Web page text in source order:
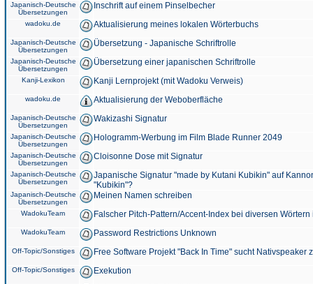
Japanisch-Deutsche
Übersetzungen
Inschrift auf einem Pinselbecher
wadoku.de Aktualisierung meines lokalen Wörterbuchs
Japanisch-Deutsche
Übersetzungen
Übersetzung - Japanische Schriftrolle
Japanisch-Deutsche
Übersetzungen
Übersetzung einer japanischen Schriftrolle
Kanji-Lexikon Kanji Lernprojekt (mit Wadoku Verweis)
wadoku.de Aktualisierung der Weboberfläche
Japanisch-Deutsche
Übersetzungen
Wakizashi Signatur
Japanisch-Deutsche
Übersetzungen
Hologramm-Werbung im Film Blade Runner 2049
Japanisch-Deutsche
Übersetzungen
Cloisonne Dose mit Signatur
Japanisch-Deutsche
Übersetzungen
Japanische Signatur "made by Kutani Kubikin" auf
"Kubikin"?
Japanisch-Deutsche
Übersetzungen
Meinen Namen schreiben
WadokuTeam Falscher Pitch-Pattern/Accent-Index bei diversen
WadokuTeam Password Restrictions Unknown
Off-Topic/Sonstiges Free Software Projekt "Back In Time" sucht Nativspeaker
Off-Topic/Sonstiges Exekution